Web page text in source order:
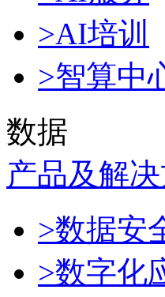
>AI培训
>智算中
数据
产品及解
>数据安
>数字化